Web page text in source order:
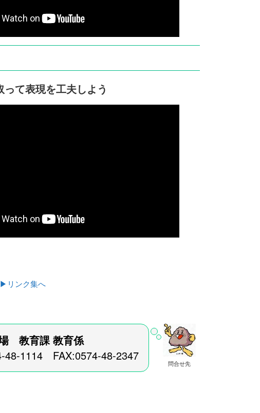
て表現を工夫しよう
▶リンク集へ
問合せ先
教育課 教育係
48-1114 FAX:0574-48-2347